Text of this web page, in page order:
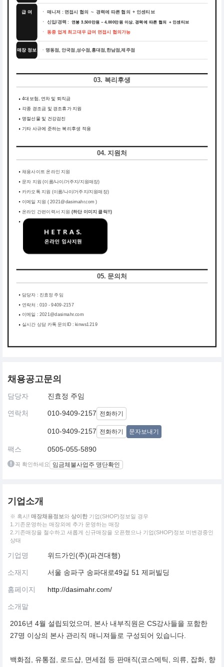
급 여 ㆍ 매니저 : 면접시 협의 ~ 경력에 따른 협의 + 인센티브
ㆍ 신입/경력 : 연봉 3,500만원 ~ 4,000만원 이상, 경력에 따른 협의 + 인센티브
ㆍ 동종 업계 최고대우 급여 면접시 협의가능
매장 정보 ㆍ 명동점, 안국점,성수점,홍대점,한남점,제주점
03. 복리후생
4대보험, 연차 및 퇴직금
각종 경조금 및 경조휴가 지원
명절선물 및 건강검진
기타 사규에 준하는 복리후생 적용
04. 지원처
채용사이트 온라인 지원
문자 지원 (이름/나이/거주지/지원매장)
카카오톡 지원 (이름/나이/거주지/지원매장)
이메일 지원 ( 2021@dasimahr.com )
온라인 간편이력서 지원 (하단 이미지 클릭!!)
05. 문의처
담당자 : 진효정 주임
연락처 : 010 - 9409-2157
이메일 : 2021@dasimahr.com
실시간 상담 카톡 문의ID : kinws1219
채용공고문의
담당자 진효정 주임
연락처 010-9409-2157 전화하기
010-9409-2157 전화하기 문자보내기
팩스 0505-055-5890
꼭 확인하세요 임금체불사업주 명단확인
기업소개
※ 혹시! 매장채용정보와 상이한 기업(SHOP)정보일 경우
1.기존운영하는 매장외에 추가 운영하는 매장
2.기존매장을 철수하고 새롭게 신규매장을 오픈했으나 기업(SHOP)정보 미변경중인
상태
기업명 위드가인(주)(파견대행)
소재지 서울 송파구 송파대로49길 51 제퍼빌딩
홈페이지 http://dasimahr.com/
소개말
2016년 4월 설립되었으며, 본사 내부직원은 CS강사들을 포함한
27명 이상의 본사 관리직 매니져들로 구성되어 있습니다.
백화점, 유통점, 로드샵, 면세점 등 판매직(코스메틱, 의류, 잡화, 향